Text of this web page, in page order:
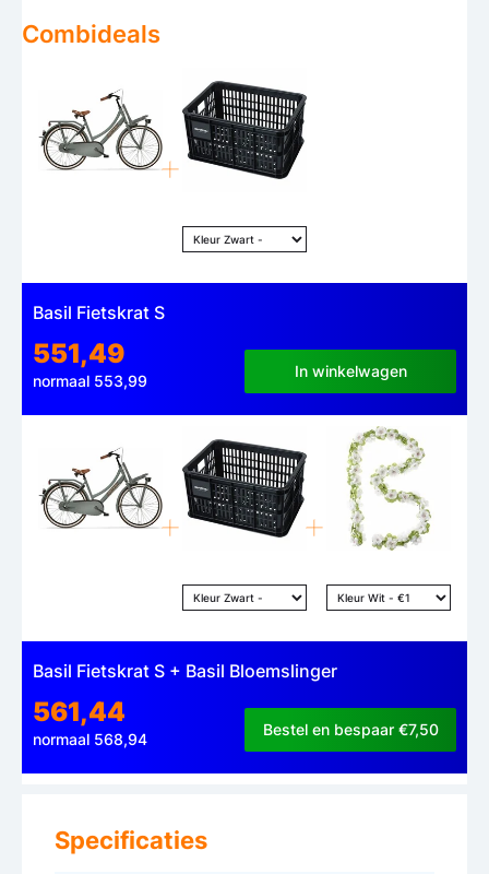
Combideals
Basil Fietskrat S
551,49
normaal 553,99
In winkelwagen
Basil Fietskrat S + Basil Bloemslinger
561,44
normaal 568,94
Bestel en bespaar €7,50
Specificaties